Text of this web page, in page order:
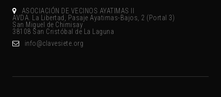
ASOCIACIÓN DE VECINOS AYATIMAS II
AVDA. La Libertad, Pasaje Ayatimas-Bajos, 2 (Portal 3)
San Miguel de Chimisay
38108 San Cristóbal de La Laguna
gro.eteisevalc@ofni